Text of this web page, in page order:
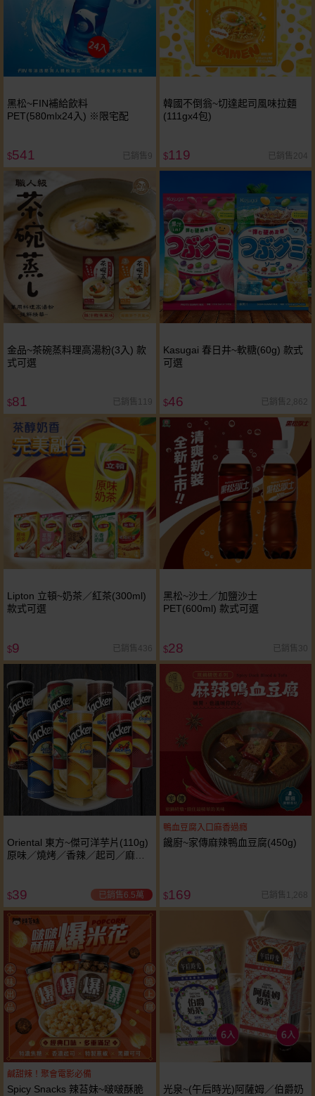
黑松~FIN補給飲料
PET(580mlx24入) ※限宅配
$541 已銷售9
韓國不倒翁~切達起司風味拉麵
(111gx4包)
$119 已銷售204
金品~茶碗蒸料理高湯粉(3入) 款
式可選
$81 已銷售119
Kasugai 春日井~軟糖(60g) 款式
可選
$46 已銷售2,862
Lipton 立頓~奶茶／紅茶(300ml)
款式可選
$9 已銷售436
黑松~沙士／加鹽沙士
PET(600ml) 款式可選
$28 已銷售30
Oriental 東方~傑可洋芋片(110g)
原味／燒烤／香辣／起司／麻辣
$39 已銷售6.5萬
鴨血豆腐入口麻香過癮
饞廚~家傳麻辣鴨血豆腐(450g)
$169 已銷售1,268
鹹甜辣！聚會電影必備
Spicy Snacks 辣苔妹~啵啵酥脆 光泉~(午后時光)阿薩姆／伯爵奶